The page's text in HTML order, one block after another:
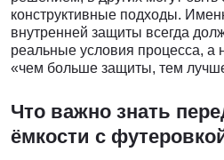
конструктивные подходы.
внутренней защиты всегда
реальные условия процесса, а
«чем больше защиты, тем
Что важно знать
ёмкости с